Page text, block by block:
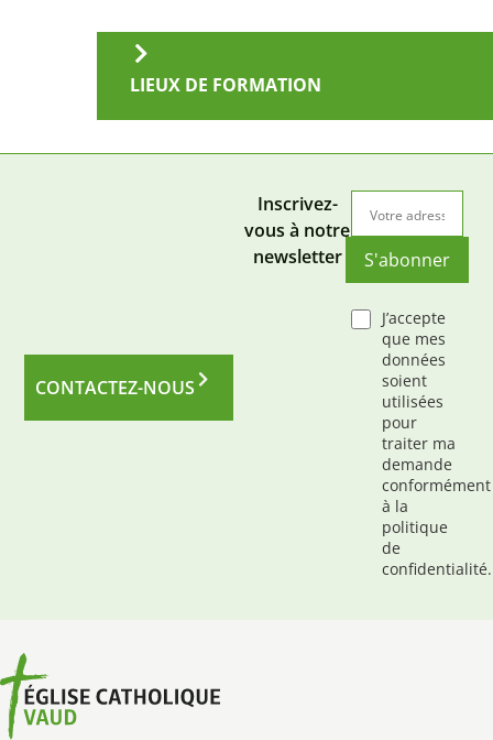
LIEUX DE FORMATION
CONTACTEZ-NOUS
Inscrivez-
vous à notre
newsletter
S'abonner
J’accepte
que mes
données
soient
utilisées
pour
traiter ma
demande
conformément
à la
politique
de
confidentialité.